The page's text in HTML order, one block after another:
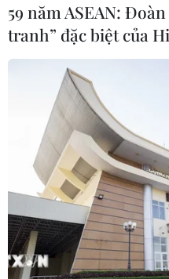
59 năm ASEAN:
tranh” đặc biệt của